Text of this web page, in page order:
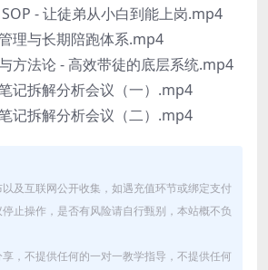
- 让徒弟从小白到能上岗.mp4
理与长期陪跑体系.mp4
方法论 - 高效带徒的底层系统.mp4
记拆解分析会议（一）.mp4
记拆解分析会议（二）.mp4
及互联网公开收集，如遇充值环节或绑定支付
止操作，是否有风险请自行甄别，本站概不负
，不提供任何的一对一教学指导，不提供任何